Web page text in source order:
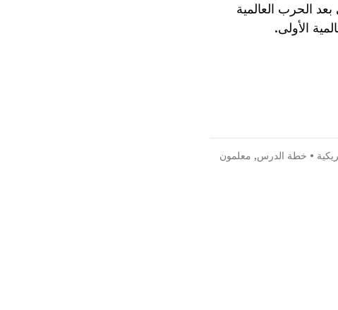
الحرب العالمية
الأولى.
• خطة الدرس, معلمون